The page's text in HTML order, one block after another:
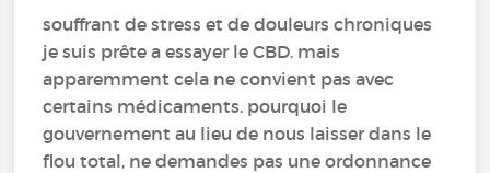
souffrant de stress et de douleurs chroniques
je suis prête a essayer le CBD. mais
apparemment cela ne convient pas avec
certains médicaments. pourquoi le
gouvernement au lieu de nous laisser dans le
flou total, ne demandes pas une ordonnance